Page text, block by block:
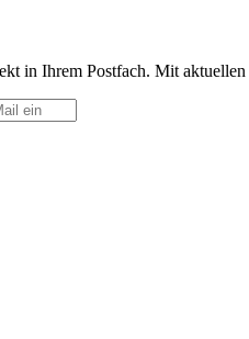
in Ihrem Postfach. Mit